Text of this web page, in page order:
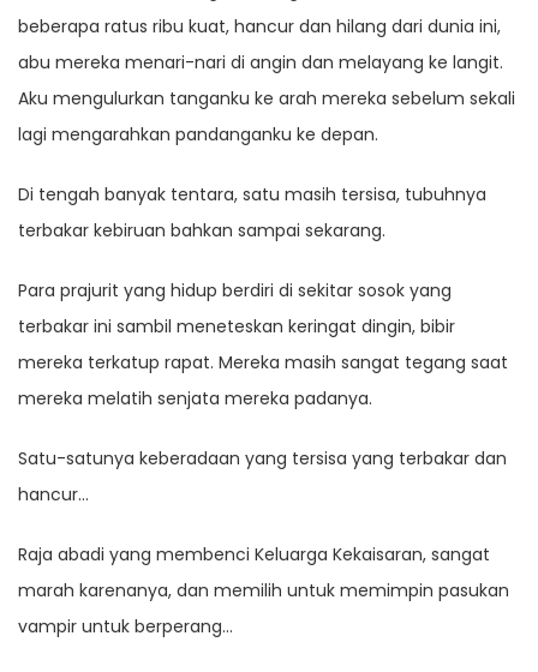
beberapa ratus ribu kuat, hancur dan hilang dari dunia ini,
abu mereka menari-nari di angin dan melayang ke langit.
Aku mengulurkan tanganku ke arah mereka sebelum sekali
lagi mengarahkan pandanganku ke depan.
Di tengah banyak tentara, satu masih tersisa, tubuhnya
terbakar kebiruan bahkan sampai sekarang.
Para prajurit yang hidup berdiri di sekitar sosok yang
terbakar ini sambil meneteskan keringat dingin, bibir
mereka terkatup rapat. Mereka masih sangat tegang saat
mereka melatih senjata mereka padanya.
Satu-satunya keberadaan yang tersisa yang terbakar dan
hancur…
Raja abadi yang membenci Keluarga Kekaisaran, sangat
marah karenanya, dan memilih untuk memimpin pasukan
vampir untuk berperang…